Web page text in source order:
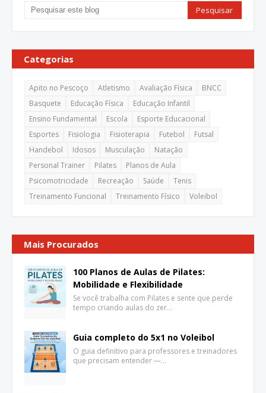
Categorias
Apito no Pescoço Atletismo Avaliação Física
BNCC
Basquete
Educação Física
Educação Infantil
Ensino Fundamental
Escola
Esporte Educacional
Esportes
Fisiologia Fisioterapia Futebol
Futsal
Handebol
Idosos Musculação
Natação
Personal Trainer
Pilates
Planos de Aula
Psicomotricidade
Recreação Saúde
Tenis
Treinamento Funcional
Treinamento Físico Voleibol
Mais Procurados
100 Planos de Aulas de Pilates:
Mobilidade e Flexibilidade
Se você trabalha com Pilates e sente que perde
tempo criando aulas do zer…
Guia completo do 5x1 no Voleibol
O guia definitivo para professores e treinadores
que precisam entender —…